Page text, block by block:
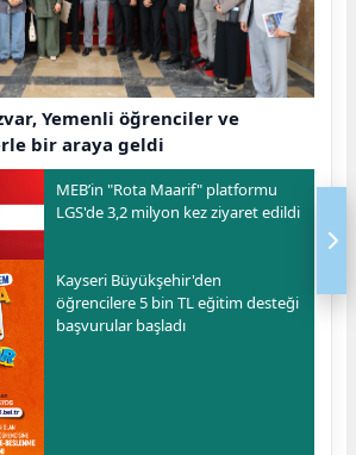
Yemenli öğrenciler ve
bir araya geldi
MEB’in "Rota Maarif" platformu
LGS'de 3,2 milyon kez ziyaret edildi
Kayseri Büyükşehir'den
öğrencilere 5 bin TL eğitim desteği
başvurular başladı